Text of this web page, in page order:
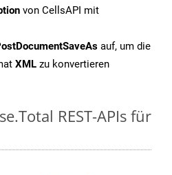
von CellsAPI mit
auf, um die
XML zu konvertieren
REST-APIs für